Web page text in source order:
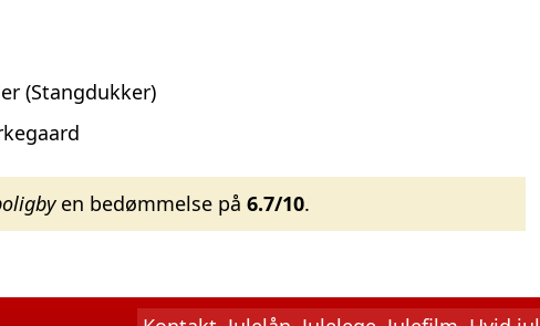
(Stangdukker)
en bedømmelse på6.7/10.